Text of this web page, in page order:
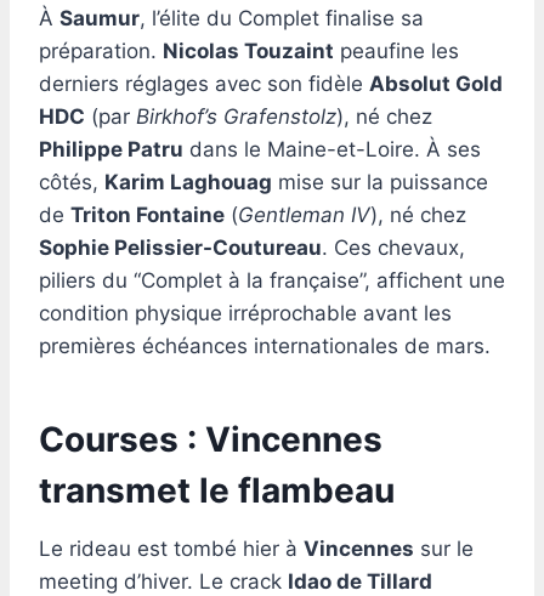
À Saumur, l’élite du Complet finalise sa
préparation. Nicolas Touzaint peaufine les
derniers réglages avec son fidèle Absolut Gold
HDC (par Birkhof’s Grafenstolz), né chez
Philippe Patru dans le Maine-et-Loire. À ses
côtés, Karim Laghouag mise sur la puissance
de Triton Fontaine (Gentleman IV), né chez
Sophie Pelissier-Coutureau. Ces chevaux,
piliers du “Complet à la française”, affichent une
condition physique irréprochable avant les
premières échéances internationales de mars.
Courses : Vincennes
transmet le flambeau
Le rideau est tombé hier à Vincennes sur le
meeting d’hiver. Le crack Idao de Tillard